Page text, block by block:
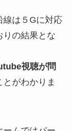
線は５Gに対応
りの結果とな
視聴が問
とがわかりま